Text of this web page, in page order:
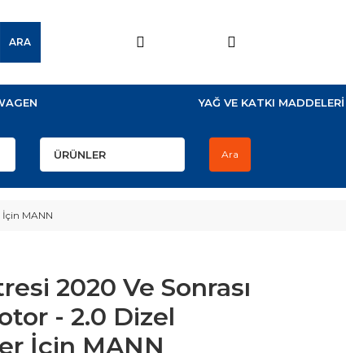
ARA
YAĞ VE KATKI MADDELERİ
Ara
İçin MANN
2020 Ve Sonrası
- 2.0 Dizel
İçin MANN